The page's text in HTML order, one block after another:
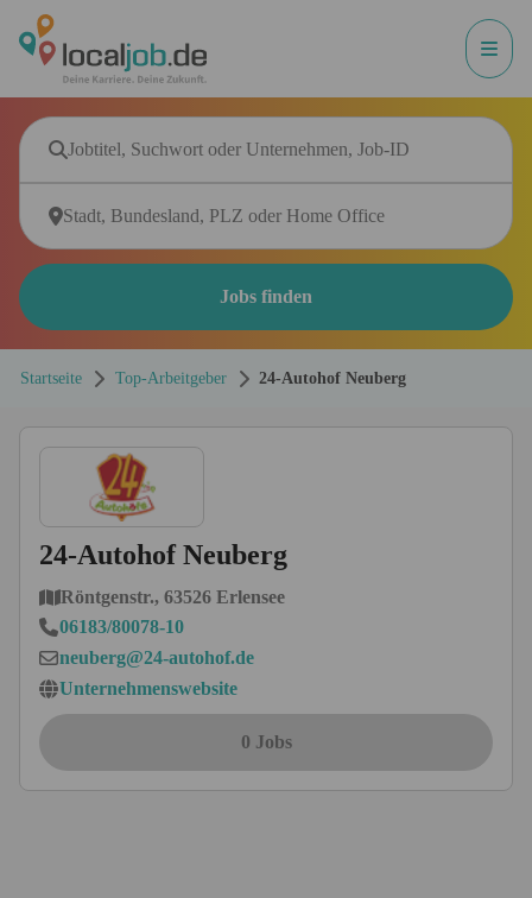
Jobs finden
Startseite Top-Arbeitgeber 24-Autohof Neuberg
24-Autohof Neuberg
Röntgenstr., 63526 Erlensee
06183/80078-10
neuberg@24-autohof.de
Unternehmenswebsite
0 Jobs